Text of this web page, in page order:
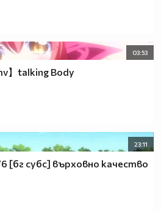
03:53
】talking Body
23:11
[бг субс] върховно качество